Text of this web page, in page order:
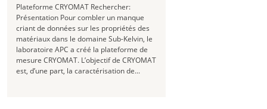
Plateforme CRYOMAT Rechercher:
Présentation Pour combler un manque
criant de données sur les propriétés des
matériaux dans le domaine Sub-Kelvin, le
laboratoire APC a créé la plateforme de
mesure CRYOMAT. L’objectif de CRYOMAT
est, d’une part, la caractérisation de...